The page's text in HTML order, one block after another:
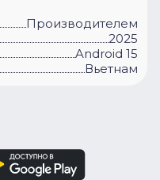
Производителем
2025
Android 15
Вьетнам